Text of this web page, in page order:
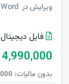
ویرایش در Word ..
فایل دیجیتال
4,990,000 تومان
بدون مالیات: 4,990,000 تومان